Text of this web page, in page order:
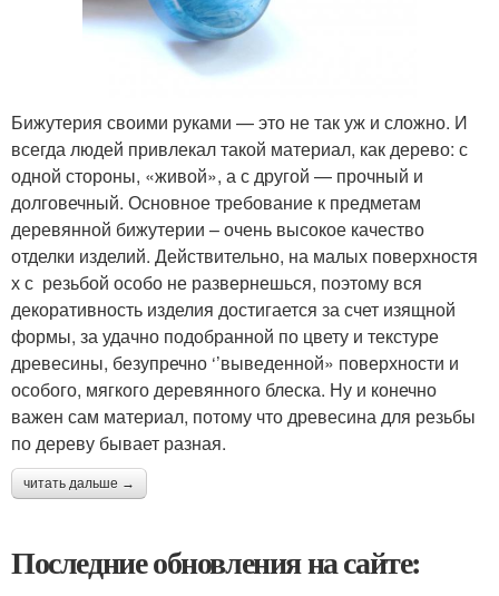
Бижутерия своими руками — это не так уж и сложно. И
всегда людей привлекал такой материал, как дерево: с
одной стороны, «живой», а с другой — прочный и
долговечный. Основное требование к предметам
деревянной бижутерии – очень высокое качество
отделки изделий. Действительно, на малых поверхностя
х с резьбой особо не развернешься, поэтому вся
декоративность изделия достигается за счет изящной
формы, за удачно подобранной по цвету и текстуре
древесины, безупречно ‘’выведенной» поверхности и
особого, мягкого деревянного блеска. Ну и конечно
важен сам материал, потому что древесина для резьбы
по дереву бывает разная.
читать дальше →
Последние обновления на сайте: